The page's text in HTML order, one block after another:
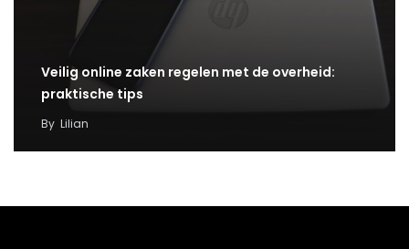
Veilig online zaken regelen met de overheid:
praktische tips
By Lilian